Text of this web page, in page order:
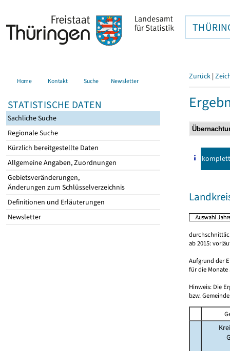
Home Kontakt Suche Newsletter
STATISTISCHE DATEN
Sachliche Suche
Regionale Suche
Kürzlich bereitgestellte Daten
Allgemeine Angaben, Zuordnungen
Gebietsveränderungen,
Änderungen zum Schlüsselverzeichnis
Definitionen und Erläuterungen
Newsletter
Zurück |
komplett
ab 2015:
Aufgrund der
für die Monate
Hinweis: Die
bzw.